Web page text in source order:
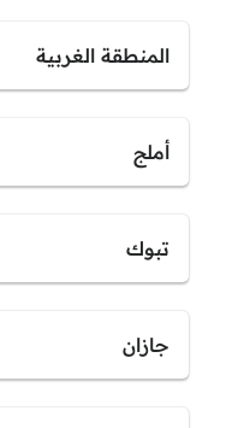
المنطقة الغربية
أملج
تبوك
جازان